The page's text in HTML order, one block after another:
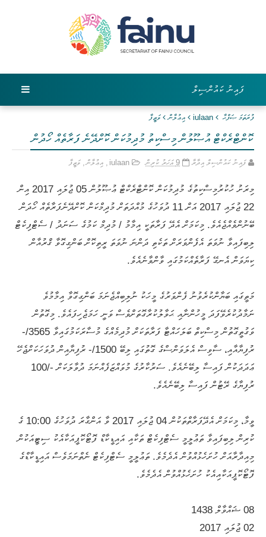
ފައިނު ކައުންސިލް
ފުރަތަމަ ޞަފްޙާ iulaan އިޢުލާން ވަޒީފާ
ކޮންޓްރެކްޓް އުޞޫލުން މިސްކިތު މުދިމުކަން ކޮށްދޭނެ ފަރާތެއް ހޯދުން
ފައިނު ކައުންސިލް އިދާރާ 9 އަހަރު ކުރިން iulaan
, އިޢުލާން ,ވަޒީފާ
މިރަށު ހުކުރުމިސްކިތުގެ މުދިމުކަން ކޮންޓްރެކްޓް ޢުޞޫލުން 05 ޖުލައި 2017 އިން
22 ޖުލައި 2017 އަށް 11 ދުވަހުގެ މުއްދަތަށް މުދިމްކަން ކޮށްދޭނެފަރާތެއް ހޯދަން
ބޭނުންވެއްޖެއެވެ. މިކަމަށް އެދޭ ފަރާތަކީ އިމާމު / މުދިމް ކަމުގެ ސަނަދު / ސެޓްފިކެޓް
ލިބިފައިވާ ނުވަތަ އެފެންވަރަށް ތަކެތި ދަންނަ ނުވަތަ ރީތިކޮށް ބަންގިގޮވާ ޤްރުއާން
ކިޔަވަން އެނގޭ ފަރާތެއްކަމުގައި ވާންވާނެއެވެ.
މަތީގައި ބަޔާންކުރެވުނު ފެންވަރުގެ މީހަކު ނުލިބިއްޖެނަމަ ބަންގިގޮވާ އިމާމުވެ
ނަމާދުކުރެވޭފަދަ މީހުންނާއި ޙަވާލުކުރާގޮތަށްވެސް ވަނީ ހަމަޖެހިފައެވެ. މިގޮތުން
ވަގުތީގޮތުން މިސްކިތް ބަލަހައްޓާ ފަރާތަކަށް މުދިމެއްގެ މުސާރަކަމުގައިވާ 3565/-
ރުފިޔާއާއި، ސާވިސް އެލަވަންސްގެ ގޮތުގައި ލިބޭ 1500/- ރުފިޔާއިން ދުވަހަކަށްޖެހޭ
ޢަދަދަކުން ފައިސާ ލިބޭނެއެވެ. ސަރުކާރުގެ މުވައްޒަފެއްނަމަ ދުވާލަކަށް -/100
ރުފިޔާގެ ރޭޓުން ފައިސާ ލިބޭނެއެވެ.
ވީމާ، މިކަމަށް އެދޭފަރާތްތަކުން 04 ޖުލައި 2017 ވާ އަންގާރަ ދުވަހުގެ 10:00 ގެ
ކުރިން ލިބިފައިވާ ތަޢުލީމީ ސެޓްފިކެޓް ތަކާއި އައިޑީކާޑް ފޮޓޯކޮޕީއަކާއެކު ސިޓީއަކުން
މިއިދާރާއަށް ހުށަހެޅުއްވުން އެދެމެވެ. ތަޢުލީމީ ސެޓްފިކެޓް ނެތްނަމަވެސް އައިޑީކާޑްގެ
ފޮޓޯކޮޕީއަކާއިއެކު ހުށަހެޅުއްވުން އެދެމެވެ.
08 ޝައްވާލް 1438
02 ޖުލައި 2017